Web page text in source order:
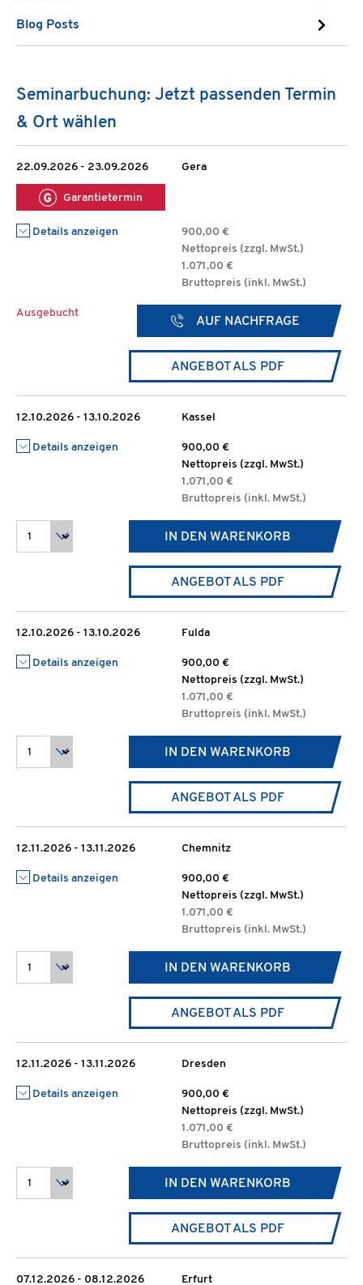
Blog Posts
Seminarbuchung: Jetzt passenden Termin
& Ort wählen
22.09.2026 - 23.09.2026
Garantietermin
Gera
Details anzeigen
900,00 €
Nettopreis (zzgl. MwSt.)
1.071,00 €
Bruttopreis (inkl. MwSt.)
Ausgebucht
AUF NACHFRAGE
ANGEBOT ALS PDF
12.10.2026 - 13.10.2026 Kassel
Details anzeigen
900,00 €
Nettopreis (zzgl. MwSt.)
1.071,00 €
Bruttopreis (inkl. MwSt.)
IN DEN WARENKORB
ANGEBOT ALS PDF
12.10.2026 - 13.10.2026 Fulda
Details anzeigen
900,00 €
Nettopreis (zzgl. MwSt.)
1.071,00 €
Bruttopreis (inkl. MwSt.)
IN DEN WARENKORB
ANGEBOT ALS PDF
12.11.2026 - 13.11.2026 Chemnitz
Details anzeigen
900,00 €
Nettopreis (zzgl. MwSt.)
1.071,00 €
Bruttopreis (inkl. MwSt.)
IN DEN WARENKORB
ANGEBOT ALS PDF
12.11.2026 - 13.11.2026 Dresden
Details anzeigen
900,00 €
Nettopreis (zzgl. MwSt.)
1.071,00 €
Bruttopreis (inkl. MwSt.)
IN DEN WARENKORB
ANGEBOT ALS PDF
07.12.2026 - 08.12.2026 Erfurt